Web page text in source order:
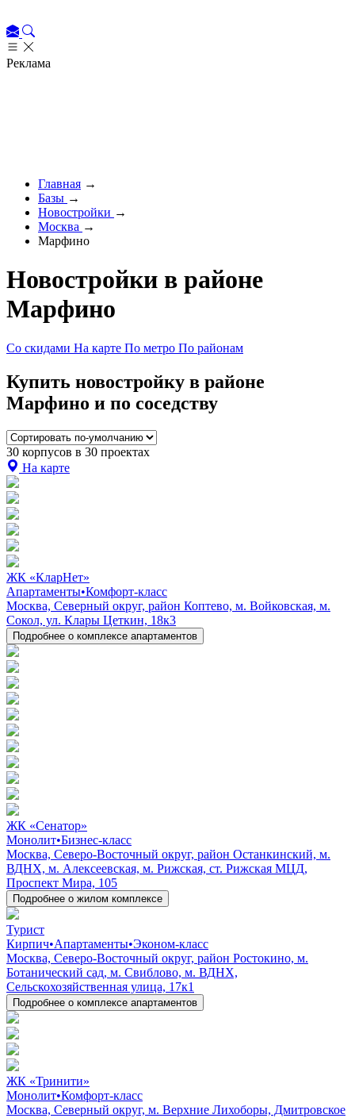
Реклама
Главная →
Базы →
Новостройки →
Москва →
Марфино
Новостройки в районе
Марфино
Со скидами На карте По метро По районам
Купить новостройку в районе
Марфино и по соседству
30 корпусов в 30 проектах
На карте
ЖК «КларНет»
Апартаменты•Комфорт-класс
Москва, Северный округ, район Коптево, м. Войковская, м.
Сокол, ул. Клары Цеткин, 18к3
Подробнее о комплексе апартаментов
ЖК «Сенатор»
Монолит•Бизнес-класс
Москва, Северо-Восточный округ, район Останкинский, м.
ВДНХ, м. Алексеевская, м. Рижская, ст. Рижская МЦД,
Проспект Мира, 105
Подробнее о жилом комплексе
Турист
Кирпич•Апартаменты•Эконом-класс
Москва, Северо-Восточный округ, район Ростокино, м.
Ботанический сад, м. Свиблово, м. ВДНХ,
Сельскохозяйственная улица, 17к1
Подробнее о комплексе апартаментов
ЖК «Тринити»
Монолит•Комфорт-класс
Москва, Северный округ, м. Верхние Лихоборы, Дмитровское